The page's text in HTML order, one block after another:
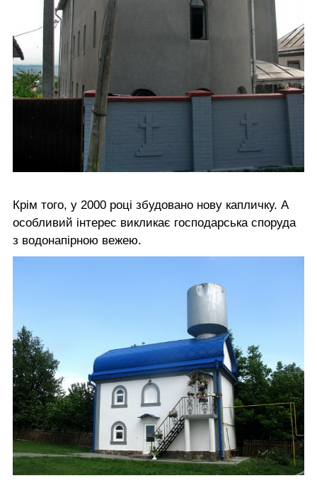
Крім того, у 2000 році збудовано нову капличку. А
особливий інтерес викликає господарська споруда
з водонапірною вежею.